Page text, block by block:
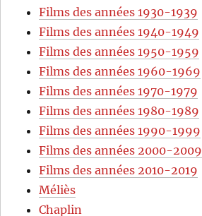
Films des années 1930-1939
Films des années 1940-1949
Films des années 1950-1959
Films des années 1960-1969
Films des années 1970-1979
Films des années 1980-1989
Films des années 1990-1999
Films des années 2000-2009
Films des années 2010-2019
Méliès
Chaplin